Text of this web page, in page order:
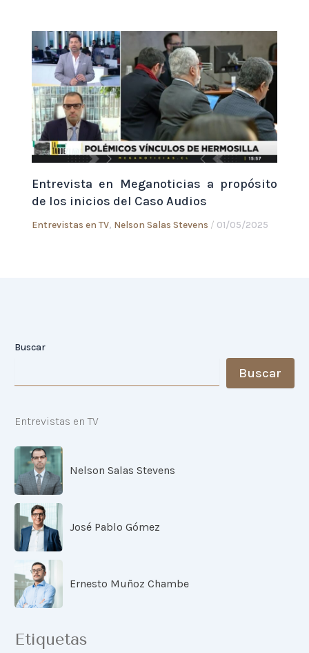
Entrevista en Meganoticias a propósito
de los inicios del Caso Audios
Entrevistas en TV, Nelson Salas Stevens / 01/05/2025
Buscar
Buscar
Entrevistas en TV
Nelson Salas Stevens
José Pablo Gómez
Ernesto Muñoz Chambe
Etiquetas